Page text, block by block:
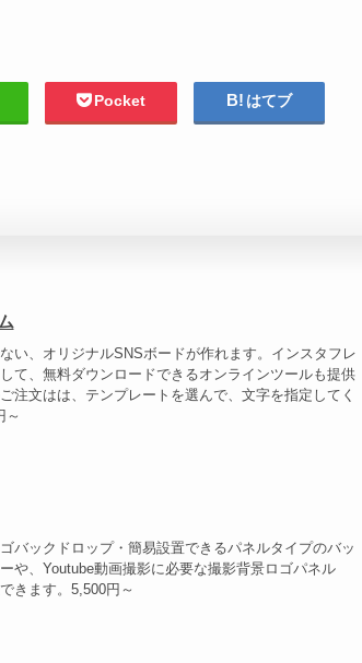
Pocket はてブ
い、オリジナルSNSボードが作れます。インスタフレ
て、無料ダウンロードできるオンラインツールも提供
注文はは、テンプレートを選んで、文字を指定してく
～
バックドロップ・簡易設置できるパネルタイプのバッ
や、Youtube動画撮影に必要な撮影背景ロゴパネル
きます。5,500円～